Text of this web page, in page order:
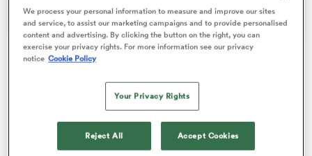
Toutes les stats et les données
L’international samoan, qui joue sans discontinuer
depuis début novembre, en est à sa troisième phase
finale avec le Stade Français, mais celle-ci est
différente. « Par rapport aux années passées, je trouve
qu’on a perdu un peu de concentration », admet-il. «
Cette semaine, les discussions ont surtout porté sur le
We process your personal information to measure and improve our sites
and service, to assist our marketing campaigns and to provide personalised
content and advertising. By clicking the button on the right, you can
exercise your privacy rights. For more information see our privacy
notice Cookie Policy
Your Privacy Rights
Reject All Accept Cookies